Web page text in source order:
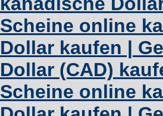
Scheine online
Dollar kaufen |
Dollar (CAD)
Scheine online